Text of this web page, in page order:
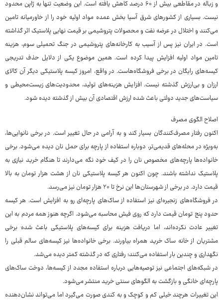
و زباله در مقاطعی بیش از ۶۰ درصد کاهش یافته است. این وضعیت تنها به ژاپن محدود
نیست. بسیاری از کشورهای شرق آسیا بخش عمده مواد اولیه خود را از خاورمیانه تامین
می‌کنند و اختلال در عرضه نفت و محصولات پتروشیمی بر قیمت نهایی پلاستیک اثر گذاشته
است. در ایران نیز پس از آسیب به کارخانه‌های پتروشیمی در جنگ تحمیلی سوم، هزینه
تامین مواد اولیه افزایش پیدا کرده است. همین موضوع یکی از دلایل حذف تدریجی
کیسه‌های رایگان در برخی فروشگاه‌هاست. در واقع، امروز کیسه پلاستیکی دیگر آن کالای
ارزان و بی‌ارزش گذشته نیست. افزایش هزینه‌های تولید، محدودیت‌های زیست‌محیطی و
سیاست‌های جدید دولتی باعث شده ارزش اقتصادی آن بیش از گذشته دیده شود.
اصلاح الگوی مصرف
اکنون رفتار مصرف‌کنندگان بسیار کند و به آرامی در حال تغییر است. در برخی نانوایی‌ها،
به‌ویژه در محله‌های قدیمی‌تر، دوباره استفاده از پارچه برای حمل نان دیده می‌شود. برخی
خانواده‌ها پارچه‌های مخصوص نان را در کیف خود نگه می‌دارند تا هنگام خرید نیازی به
پلاستیک نداشته باشند. چون اکنون هر کیسه پلاستیکی نان از هشت هزار تومان به بالا
قیمت دارد. در برخی از شهرستان‌ها این نرخ تا ۲۰ هزار تومان نیز می‌رسد.
در فروشگاه‌های زنجیره‌ای نیز استفاده از ساک‌های پارچه‌ای رو به افزایش است. هر کیسه
حدود پنج تومان قیمت دارد که روی فیش محاسبه می‌شود. اگرچه هنوز همه مردم به این
تغییر عادت نکرده‌اند، اما دریافت هزینه برای کیسه‌های پلاستیکی باعث شده برخی
مشتریان از خانه ساک خرید همراه بیاورند. برخی خانواده‌ها نیز کیسه‌های سالم قبلی را
نگهداری و چندین بار استفاده می‌کنند؛ رفتاری که در گذشته کمتر دیده می‌شد.
در شبکه‌های اجتماعی نیز توصیه‌هایی درباره استفاده مجدد از کیسه‌ها، دوخت ساک‌های
پارچه‌ای خانگی و بازگشت به الگوهای سنتی خرید منتشر می‌شود.
این تغییرات هرچند خیلی کم و کوچک و به کندی صورت می‌گیرد اما می‌تواند نشان‌دهنده